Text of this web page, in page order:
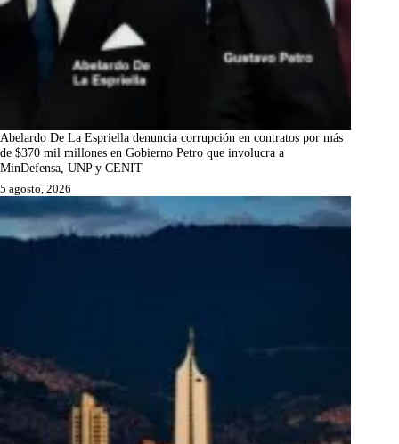
Abelardo De La Espriella denuncia corrupción en contratos por más
de $370 mil millones en Gobierno Petro que involucra a
MinDefensa, UNP y CENIT
5 agosto, 2026